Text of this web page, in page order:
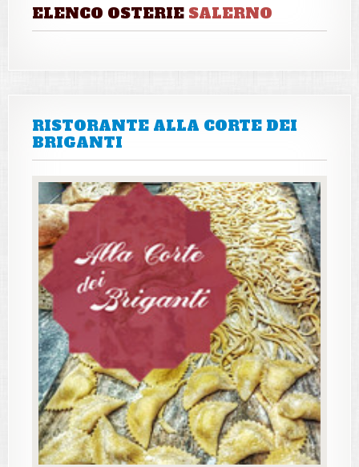
ELENCO OSTERIE SALERNO
RISTORANTE ALLA CORTE DEI
BRIGANTI